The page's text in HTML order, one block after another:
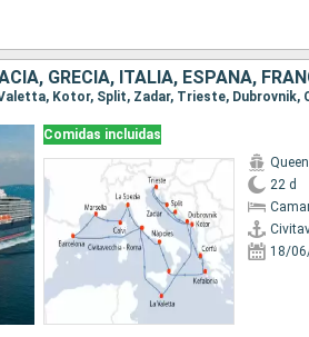
GRECIA, ITALIA, ESPAÑA,
Comidas incluidas
22 d
18/